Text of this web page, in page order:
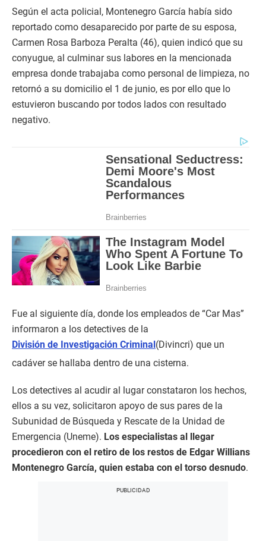
Según el acta policial, Montenegro García había sido
reportado como desaparecido por parte de su esposa,
Carmen Rosa Barboza Peralta (46), quien indicó que su
conyugue, al culminar sus labores en la mencionada
empresa donde trabajaba como personal de limpieza, no
retornó a su domicilio el 1 de junio, es por ello que lo
estuvieron buscando por todos lados con resultado
negativo.
Fue al siguiente día, donde los empleados de “Car Mas”
informaron a los detectives de la
División de Investigación Criminal(Divincri) que un
cadáver se hallaba dentro de una cisterna.
Los detectives al acudir al lugar constataron los hechos,
ellos a su vez, solicitaron apoyo de sus pares de la
Subunidad de Búsqueda y Rescate de la Unidad de
Emergencia (Uneme). Los especialistas al llegar
procedieron con el retiro de los restos de Edgar Willians
Montenegro García, quien estaba con el torso desnudo.